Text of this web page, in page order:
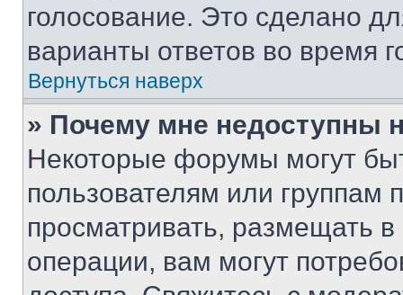
голосование. Это сделано
варианты ответов во время
Вернуться наверх
» Почему мне недоступны
Некоторые форумы могут
пользователям или группам
просматривать, размещать
операции, вам могут